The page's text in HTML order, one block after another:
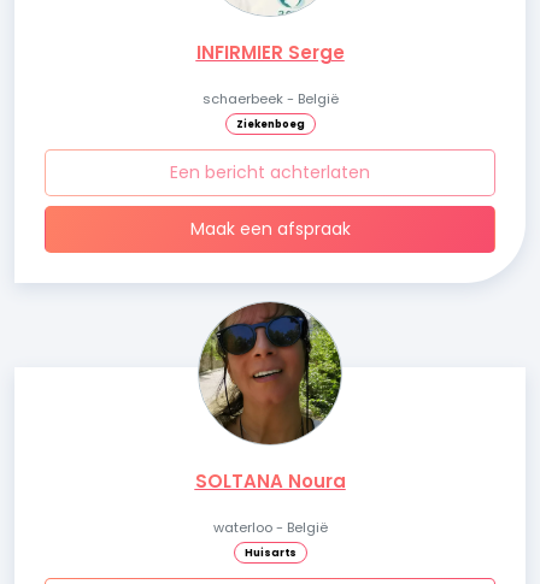
INFIRMIER Serge
schaerbeek - België
Ziekenboeg
Een bericht achterlaten
Maak een afspraak
SOLTANA Noura
waterloo - België
Huisarts